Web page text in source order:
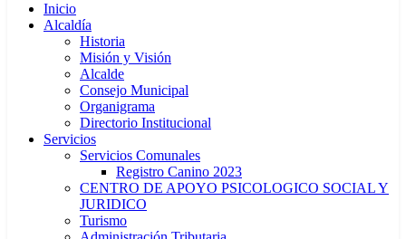
Inicio
Alcaldía
Historia
Misión y Visión
Alcalde
Consejo Municipal
Organigrama
Directorio Institucional
Servicios
Servicios Comunales
Registro Canino 2023
CENTRO DE APOYO PSICOLOGICO SOCIAL Y
JURIDICO
Turismo